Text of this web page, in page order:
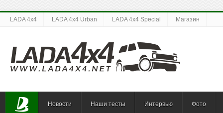
LADA 4x4 LADA 4x4 Urban LADA 4x4 Special Магазин
Новости Наши тесты Интервью Фото